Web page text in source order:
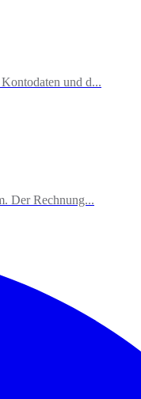
und d...
Der Rechnung...